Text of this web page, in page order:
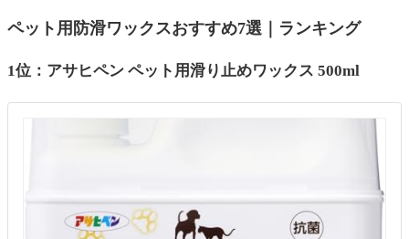
ペット用防滑ワックスおすすめ7選｜ランキング
1位：アサヒペン ペット用滑り止めワックス 500ml